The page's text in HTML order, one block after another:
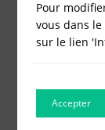
Pour
vous dans
sur le lien
Accepter